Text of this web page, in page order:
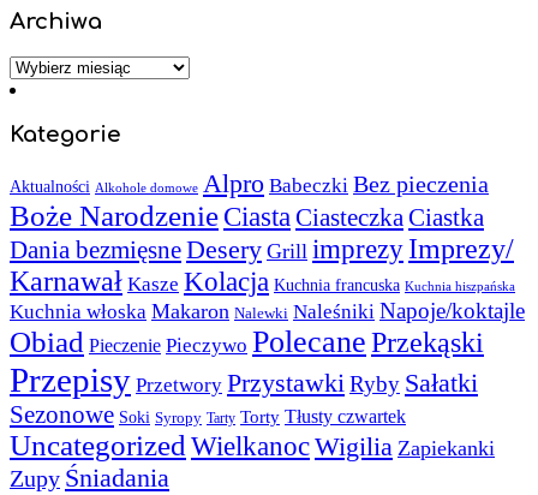
Archiwa
Archiwa
Kategorie
Aktualności Alkohole domowe Alpro Babeczki Bez pieczenia
Boże NarodzenieCiasta CiasteczkaCiastka
Dania bezmięsneDesery Grill imprezy Imprezy/
Karnawał Kasze Kolacja Kuchnia francuska Kuchnia hiszpańska
Kuchnia włoska Makaron Nalewki Naleśniki Napoje/koktajle
Obiad Pieczenie Pieczywo PolecanePrzekąski
Przepisy Przetwory PrzystawkiRyby Sałatki
Sezonowe Soki Syropy Tarty Torty Tłusty czwartek
Uncategorized WielkanocWigilia Zapiekanki
Zupy Śniadania